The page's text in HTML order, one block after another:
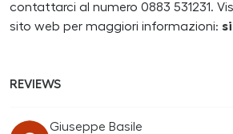
contattarci al numero 0883 531231.
sito web per maggiori informazioni:
REVIEWS
Giuseppe Basile